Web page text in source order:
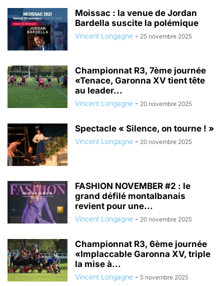
Moissac : la venue de Jordan
Bardella suscite la polémique
Vincent Longagne - 25 novembre 2025
Championnat R3, 7ème journée
«Tenace, Garonna XV tient tête
au leader...
Vincent Longagne - 20 novembre 2025
Spectacle « Silence, on tourne ! »
Vincent Longagne - 20 novembre 2025
FASHION NOVEMBER #2 : le
grand défilé montalbanais
revient pour une...
Vincent Longagne - 20 novembre 2025
Championnat R3, 6ème journée
«Implaccable Garonna XV, triple
la mise à...
Vincent Longagne - 5 novembre 2025